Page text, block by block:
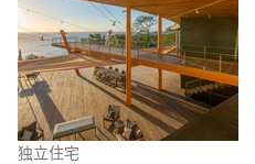
独立住宅